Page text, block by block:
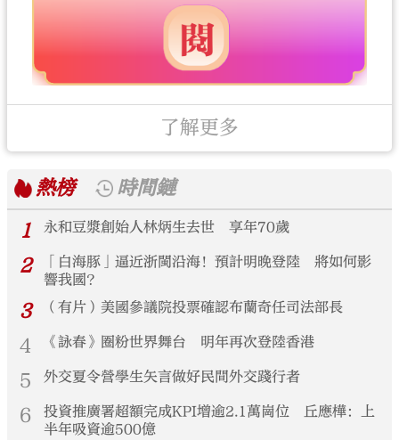
了解更多
熱榜
時間鏈
1
永和豆漿創始人林炳生去世 享年70歲
2
「白海豚」逼近浙閩沿海！預計明晚登陸 將如何影
響我國？
3 （有片）美國參議院投票確認布蘭奇任司法部長
4 《詠春》圈粉世界舞台 明年再次登陸香港
5 外交夏令營學生矢言做好民間外交踐行者
6
投資推廣署超額完成KPI增逾2.1萬崗位 丘應樺：上
半年吸資逾500億